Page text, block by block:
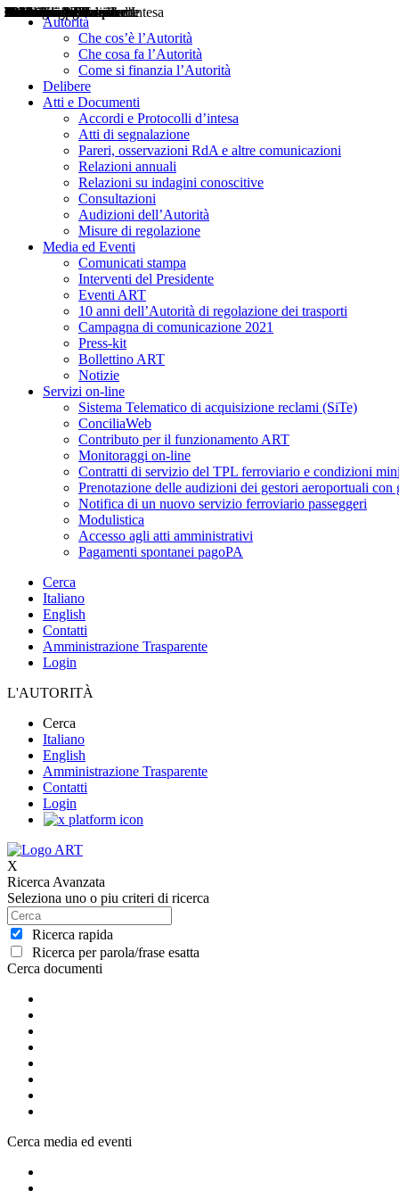
Autorità
Che cos’è l’Autorità
Che cosa fa l’Autorità
Come si finanzia l’Autorità
Delibere
Atti e Documenti
Accordi e Protocolli d’intesa
Atti di segnalazione
Pareri, osservazioni RdA e altre comunicazioni
Relazioni annuali
Relazioni su indagini conoscitive
Consultazioni
Audizioni dell’Autorità
Misure di regolazione
Media ed Eventi
Comunicati stampa
Interventi del Presidente
Eventi ART
10 anni dell’Autorità di regolazione dei trasporti
Campagna di comunicazione 2021
Press-kit
Bollettino ART
Notizie
Servizi on-line
Sistema Telematico di acquisizione reclami (SiTe)
ConciliaWeb
Contributo per il funzionamento ART
Monitoraggi on-line
Contratti di servizio del TPL ferroviario e condizioni
Prenotazione delle audizioni dei gestori aeroportuali con
Notifica di un nuovo servizio ferroviario passeggeri
Modulistica
Accesso agli atti amministrativi
Pagamenti spontanei pagoPA
Cerca
Italiano
English
Contatti
Amministrazione Trasparente
Login
L'AUTORITÀ
Cerca
Italiano
English
Amministrazione Trasparente
Contatti
Login
X
Ricerca Avanzata
Seleziona uno o piu criteri di ricerca
Ricerca rapida
Ricerca per parola/frase esatta
Cerca documenti
Delibere
Pareri
Consultazioni
Audizioni
Atti di Segnalazione
Accordi e Protocolli d'Intesa
Relazioni annuali
Misure di regolazione
Cerca media ed eventi
Notizie
Comunicati Stampa
Bollettini ART
Convegni ART
Interviste del Presidente
Articoli in primo piano
Interventi del Presidente
2004
2005
2010
2013
2014
2015
2016
2017
2018
2019
202
2020
2021
2022
2023
2024
2025
2026
Aereo
Marittimo
Terrestre